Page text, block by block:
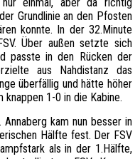
Grundlinie an den Pfosten
konnte. In der 32.Minute
Über außen setzte sich
passte in den Rücken der
aus Nahdistanz das
überfällig und hätte höher
knappen 1-0 in die Kabine.
kam nun besser in
Hälfte fest. Der FSV
als in der 1.Hälfte,